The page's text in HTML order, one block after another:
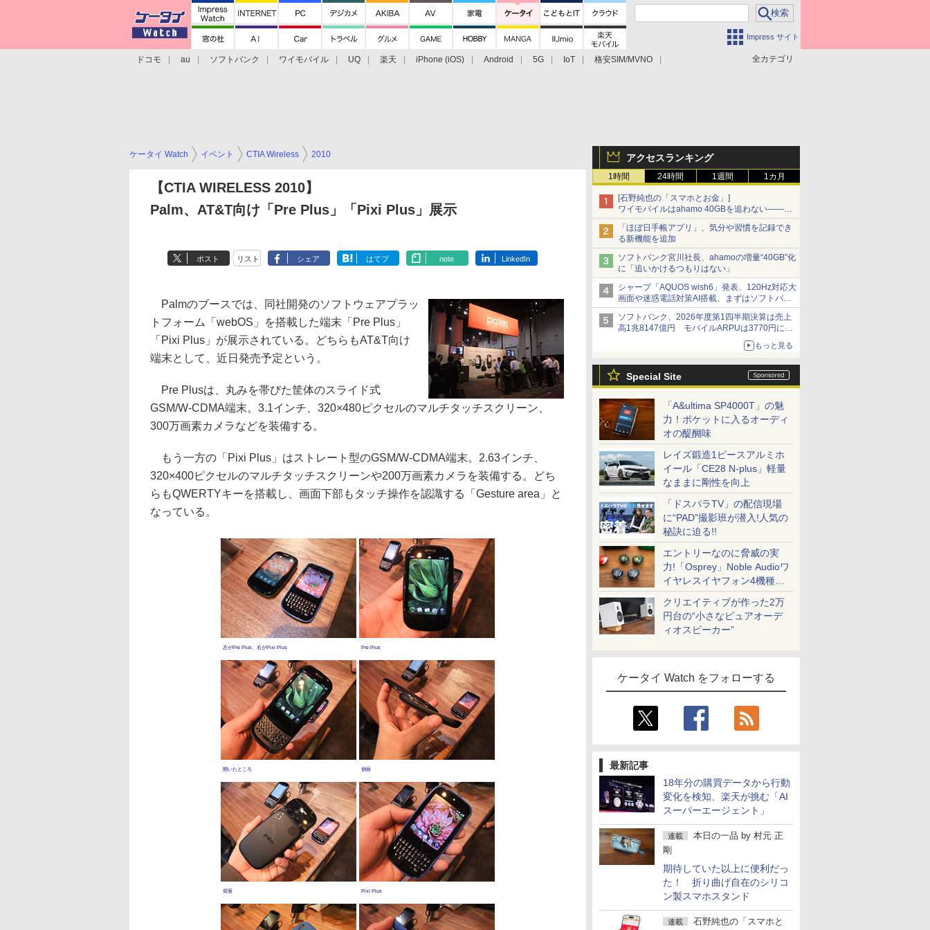
Impress サイト
全カテゴリ
ドコモ au ソフトバンク ワイモバイル UQ 楽天 iPhone (iOS) Android 5G IoT
格安SIM/MVNO
アクセスランキング
1時間 24時間 1週間 1カ月
[石野純也の「スマホとお金」]
ワイモバイルはahamo 40GBを追わない――単
身向け「超おトク割」の安さと1年限定の注意
「ほぼ日手帳アプリ」、気分や習慣を記録でき
る新機能を追加
ソフトバンク宮川社長、ahamoの増量“40GB”化
に「追いかけるつもりはない」
シャープ「AQUOS wish6」発表、120Hz対応大
画面や迷惑電話対策AI搭載、まずはソフトバン
クの法人向け
ソフトバンク、2026年度第1四半期決算は売上
高1兆8147億円 モバイルARPUは3770円に上
もっと見る
Special Site
「A&ultima SP4000T」の魅
力！ポケットに入るオーディ
オの醍醐味
レイズ鍛造1ピースアルミホ
イール「CE28 N-plus」軽量
なままに剛性を向上
「ドスパラTV」の配信現場
に“PAD”撮影班が潜入!人気の
秘訣に迫る!!
エントリーなのに脅威の実
力!「Osprey」Noble Audioワ
イヤレスイヤフォン4機種を
一気に聴く
クリエイティブが作った2万
円台の“小さなピュアオーデ
ィオスピーカー”
ケータイ Watch をフォローする
最新記事
18年分の購買データから行動
変化を検知、楽天が挑む「AI
スーパーエージェント」
連載 本日の一品 by 村元 正
剛
期待していた以上に便利だっ
た！ 折り曲げ自在のシリコ
ン製スマホスタンド
連載 石野純也の「スマホと
ケータイ Watch イベント CTIA Wireless 2010
【CTIA WIRELESS 2010】
Palm、AT&T向け「Pre Plus」「Pixi Plus」展示
ポスト リスト シェア はてブ note LinkedIn
Palmのブースでは、同社開発のソフトウェアプラッ
トフォーム「webOS」を搭載した端末「Pre Plus」
「Pixi Plus」が展示されている。どちらもAT&T向け
端末として、近日発売予定という。
Pre Plusは、丸みを帯びた筐体のスライド式
GSM/W-CDMA端末。3.1インチ、320×480ピクセルのマルチタッチスクリーン、
300万画素カメラなどを装備する。
もう一方の「Pixi Plus」はストレート型のGSM/W-CDMA端末。2.63インチ、
320×400ピクセルのマルチタッチスクリーンや200万画素カメラを装備する。どち
らもQWERTYキーを搭載し、画面下部もタッチ操作を認識する「Gesture area」と
なっている。
左がPre Plus、右がPixi Plus Pre Plus
開いたところ 側面
背面 Pixi Plus